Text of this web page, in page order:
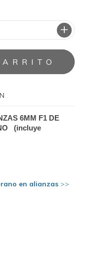
6MM F1 DE
(incluye
en alianzas >>